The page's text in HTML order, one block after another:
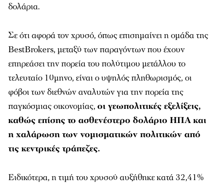
δολάρια.
Σε ότι αφορά τον χρυσό, όπως επισημαίνει η ομάδα της
BestBrokers, μεταξύ των παραγόντων που έχουν
επηρεάσει την πορεία του πολύτιμου μετάλλου το
τελευταίο 10μηνο, είναι ο υψηλός πληθωρισμός, οι
φόβοι των διεθνών αναλυτών για την πορεία της
παγκόσμιας οικονομίας, οι γεωπολιτικές εξελίξεις,
καθώς επίσης το ασθενέστερο δολάριο ΗΠΑ και
η χαλάρωση των νομισματικών πολιτικών από
τις κεντρικές τράπεζες.
Ειδικότερα, η τιμή του χρυσού αυξήθηκε κατά 32,41%